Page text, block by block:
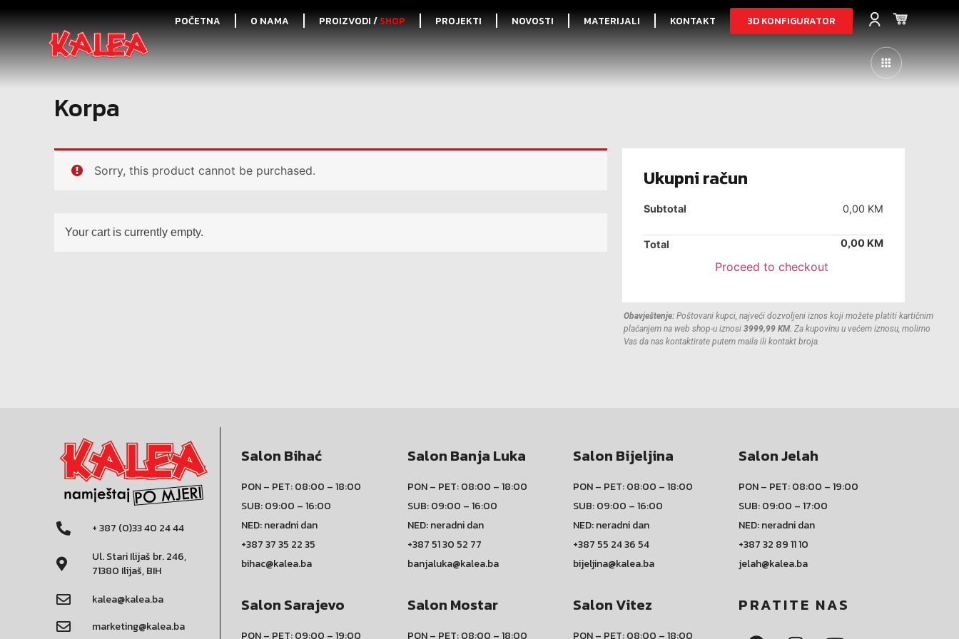
POČETNA O NAMA PROIZVODI /SHOP PROJEKTI NOVOSTI MATERIJALI KONTAKT 3D KONFIGURATOR
Korpa
Sorry, this product cannot be purchased.
Your cart is currently empty.
Ukupni račun
Subtotal 0,00 KM
Total 0,00 KM
Proceed to checkout
Obavještenje:Poštovani kupci, najveći dozvoljeni iznos koji možete platiti kartičnim
plaćanjem na web shop-u iznosi 3999,99 KM. Za kupovinu u većem iznosu, molimo
Vas da nas kontaktirate putem maila ili kontakt broja.
+ 387 (0)33 40 24 44
Ul. Stari Ilijaš br. 246,
71380 Ilijaš, BIH
kalea@kalea.ba
marketing@kalea.ba
Salon Bihać
PON – PET: 08:00 – 18:00
SUB: 09:00 – 16:00
NED: neradni dan
+387 37 35 22 35
bihac@kalea.ba
Salon Banja Luka
PON – PET: 08:00 – 18:00
SUB: 09:00 – 16:00
NED: neradni dan
+387 51 30 52 77
banjaluka@kalea.ba
Salon Bijeljina
PON – PET: 08:00 – 18:00
SUB: 09:00 – 16:00
NED: neradni dan
+387 55 24 36 54
bijeljina@kalea.ba
Salon Jelah
PON – PET: 08:00 – 19:00
SUB: 09:00 – 17:00
NED: neradni dan
+387 32 89 11 10
jelah@kalea.ba
Salon Sarajevo
PON – PET: 09:00 – 19:00
Salon Mostar
PON – PET: 08:00 – 18:00
Salon Vitez
PON – PET: 08:00 – 18:00
PRATITE NAS